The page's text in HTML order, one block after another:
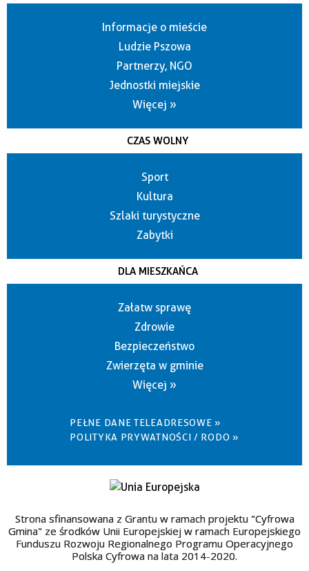
Informacje o mieście
Ludzie Pszowa
Partnerzy, NGO
Jednostki miejskie
Więcej »
CZAS WOLNY
Sport
Kultura
Szlaki turystyczne
Zabytki
DLA MIESZKAŃCA
Załatw sprawę
Zdrowie
Bezpieczeństwo
Zwierzęta w gminie
Więcej »
PEŁNE DANE TELEADRESOWE »
POLITYKA PRYWATNOŚCI / RODO »
Strona sfinansowana z Grantu w ramach projektu "Cyfrowa
Gmina" ze środków Unii Europejskiej w ramach Europejskiego
Funduszu Rozwoju Regionalnego Programu Operacyjnego
Polska Cyfrowa na lata 2014-2020.